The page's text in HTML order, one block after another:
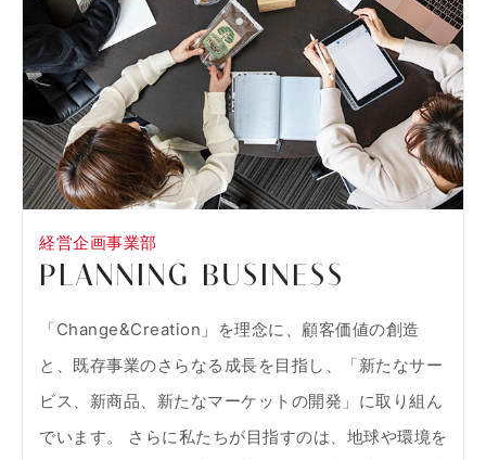
経営企画事業部
PLANNING BUSINESS
「Change&Creation」を理念に、顧客価値の創造
と、既存事業のさらなる成長を目指し、「新たなサー
ビス、新商品、新たなマーケットの開発」に取り組ん
でいます。 さらに私たちが目指すのは、地球や環境を